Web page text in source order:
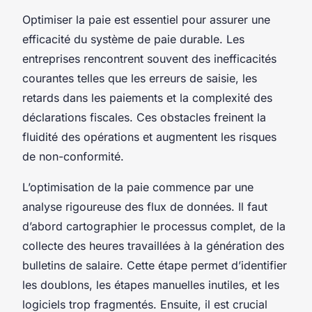
Optimiser la paie est essentiel pour assurer une
efficacité du système de paie durable. Les
entreprises rencontrent souvent des inefficacités
courantes telles que les erreurs de saisie, les
retards dans les paiements et la complexité des
déclarations fiscales. Ces obstacles freinent la
fluidité des opérations et augmentent les risques
de non-conformité.
L’optimisation de la paie commence par une
analyse rigoureuse des flux de données. Il faut
d’abord cartographier le processus complet, de la
collecte des heures travaillées à la génération des
bulletins de salaire. Cette étape permet d’identifier
les doublons, les étapes manuelles inutiles, et les
logiciels trop fragmentés. Ensuite, il est crucial